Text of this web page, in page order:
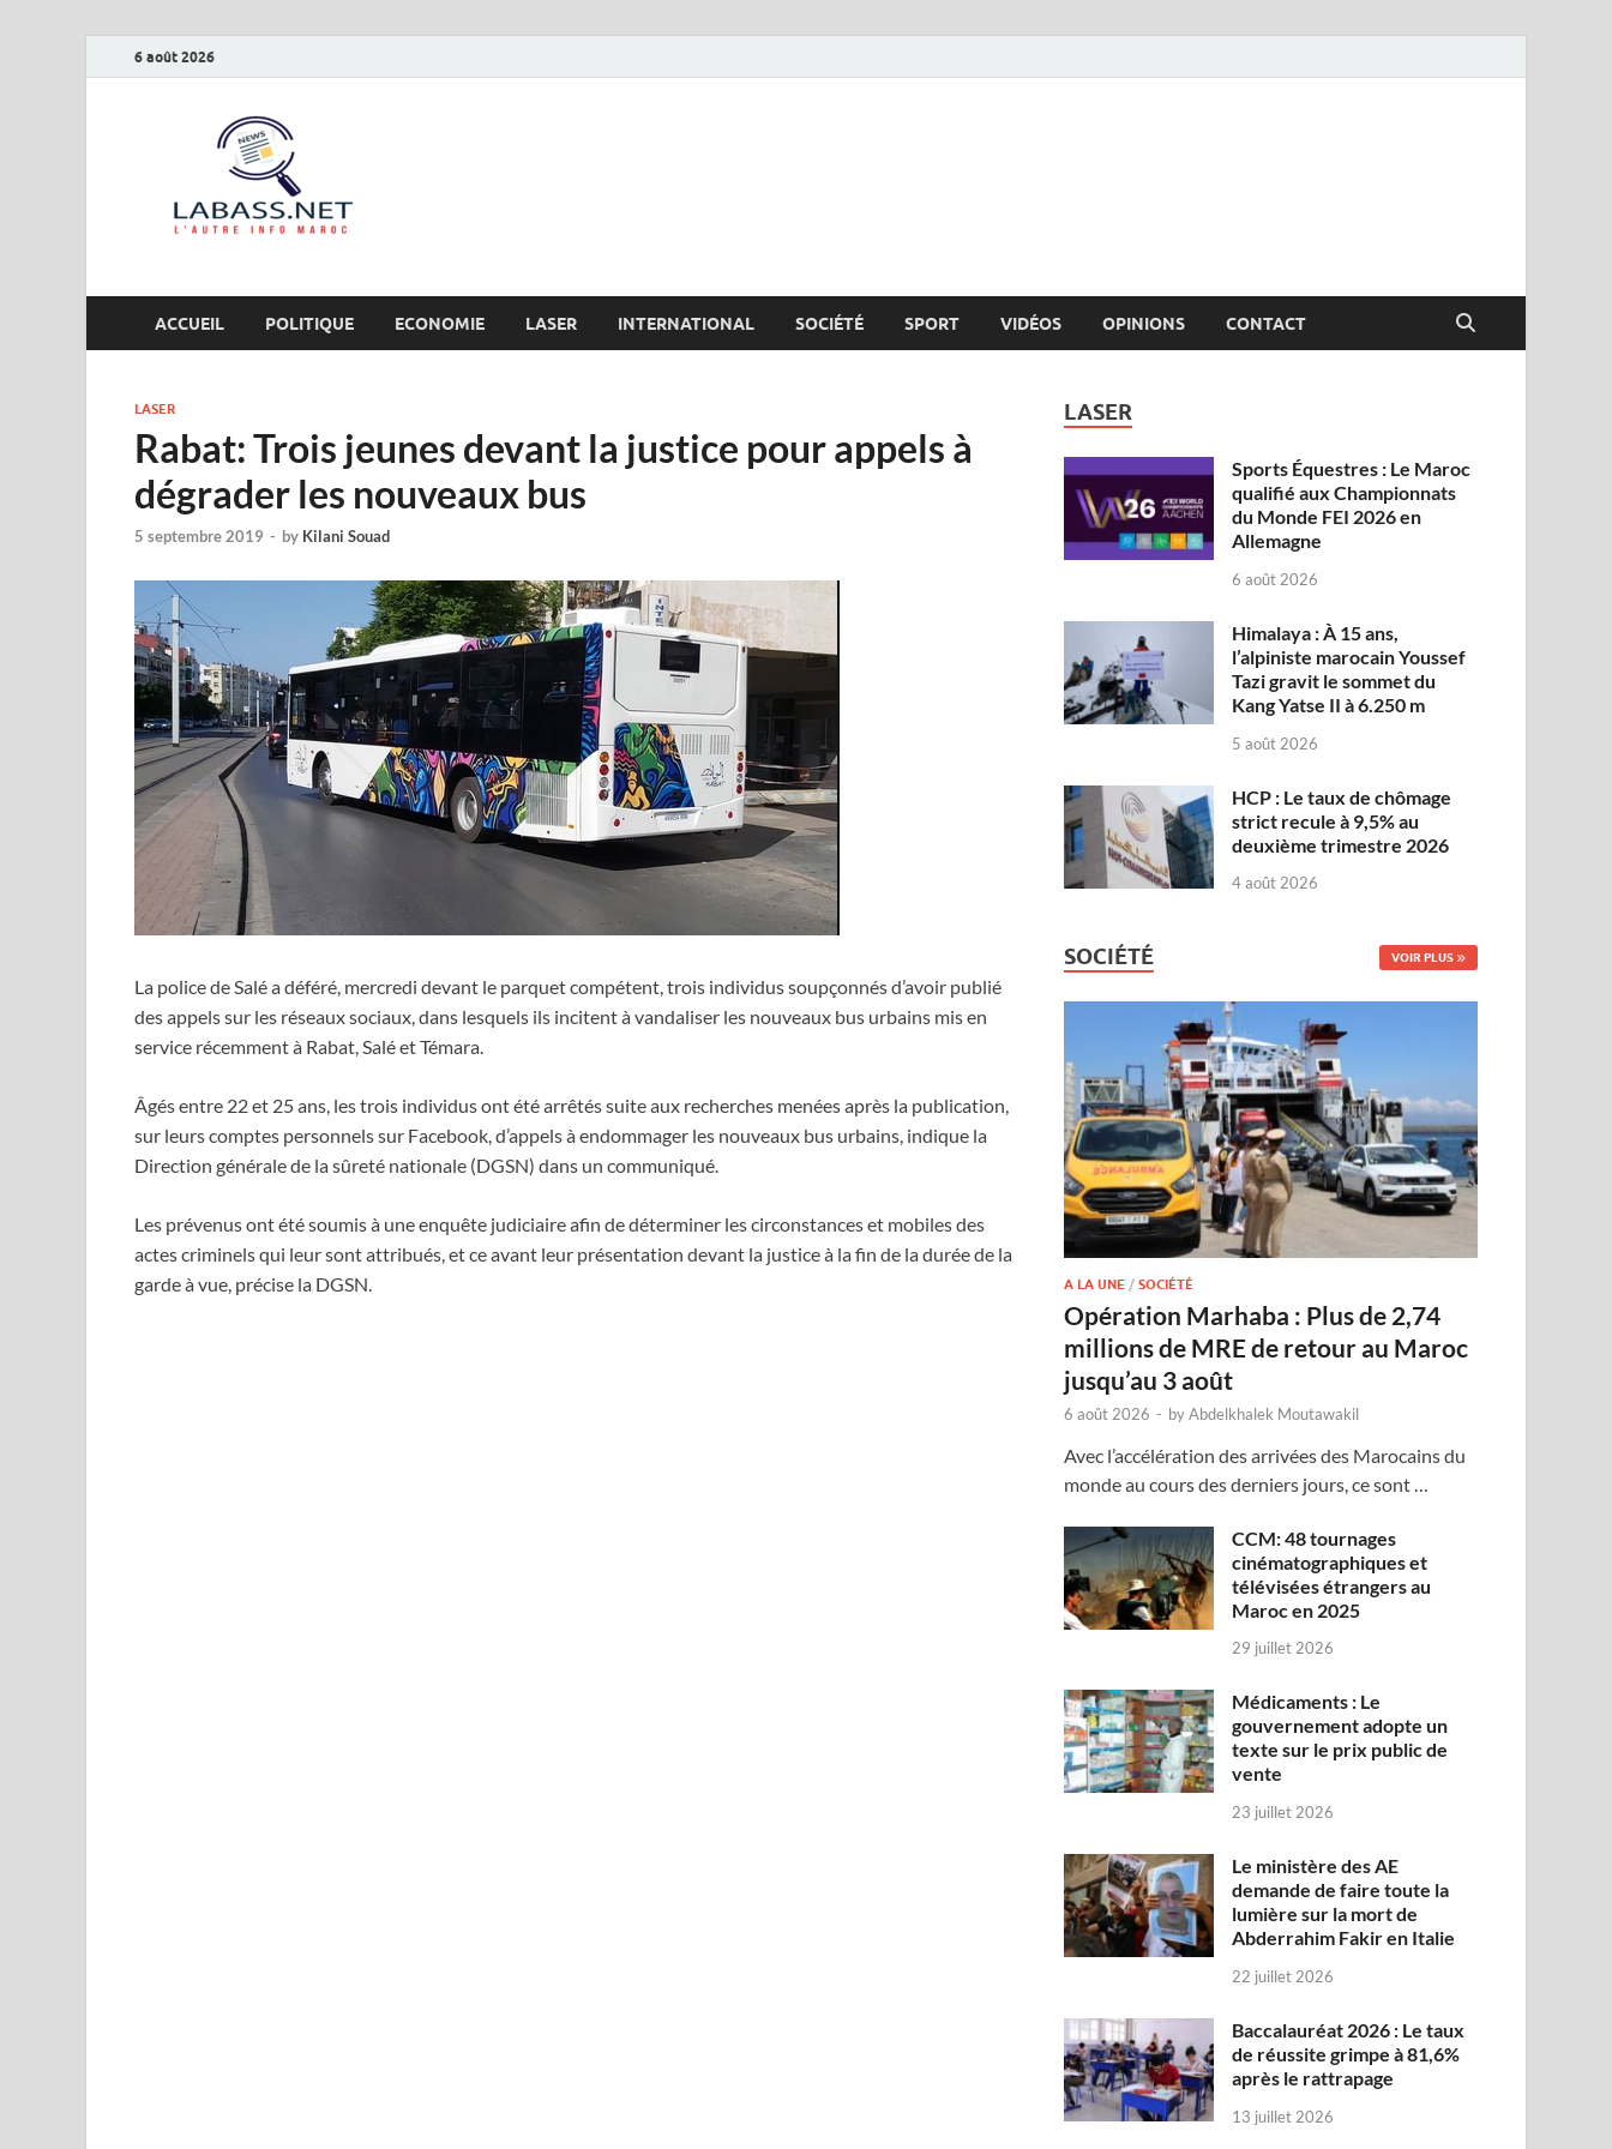
6 août 2026
ACCUEIL POLITIQUE ECONOMIE LASER INTERNATIONAL SOCIÉTÉ SPORT VIDÉOS OPINIONS CONTACT
LASER
Rabat: Trois jeunes devant la justice pour appels à
dégrader les nouveaux bus
5 septembre 2019 - by Kilani Souad
La police de Salé a déféré, mercredi devant le parquet compétent, trois individus soupçonnés d’avoir publié
des appels sur les réseaux sociaux, dans lesquels ils incitent à vandaliser les nouveaux bus urbains mis en
service récemment à Rabat, Salé et Témara.
Âgés entre 22 et 25 ans, les trois individus ont été arrêtés suite aux recherches menées après la publication,
sur leurs comptes personnels sur Facebook, d’appels à endommager les nouveaux bus urbains, indique la
Direction générale de la sûreté nationale (DGSN) dans un communiqué.
Les prévenus ont été soumis à une enquête judiciaire afin de déterminer les circonstances et mobiles des
actes criminels qui leur sont attribués, et ce avant leur présentation devant la justice à la fin de la durée de la
garde à vue, précise la DGSN.
LASER
Sports Équestres : Le Maroc
qualifié aux Championnats
du Monde FEI 2026 en
Allemagne
6 août 2026
Himalaya : À 15 ans,
l’alpiniste marocain Youssef
Tazi gravit le sommet du
Kang Yatse II à 6.250 m
5 août 2026
HCP : Le taux de chômage
strict recule à 9,5% au
deuxième trimestre 2026
4 août 2026
SOCIÉTÉ VOIR PLUS
A LA UNE /SOCIÉTÉ
Opération Marhaba : Plus de 2,74
millions de MRE de retour au Maroc
jusqu’au 3 août
6 août 2026 - byAbdelkhalek Moutawakil
Avec l’accélération des arrivées des Marocains du
monde au cours des derniers jours, ce sont …
CCM: 48 tournages
cinématographiques et
télévisées étrangers au
Maroc en 2025
29 juillet 2026
Médicaments : Le
gouvernement adopte un
texte sur le prix public de
vente
23 juillet 2026
Le ministère des AE
demande de faire toute la
lumière sur la mort de
Abderrahim Fakir en Italie
22 juillet 2026
Baccalauréat 2026 : Le taux
de réussite grimpe à 81,6%
après le rattrapage
13 juillet 2026